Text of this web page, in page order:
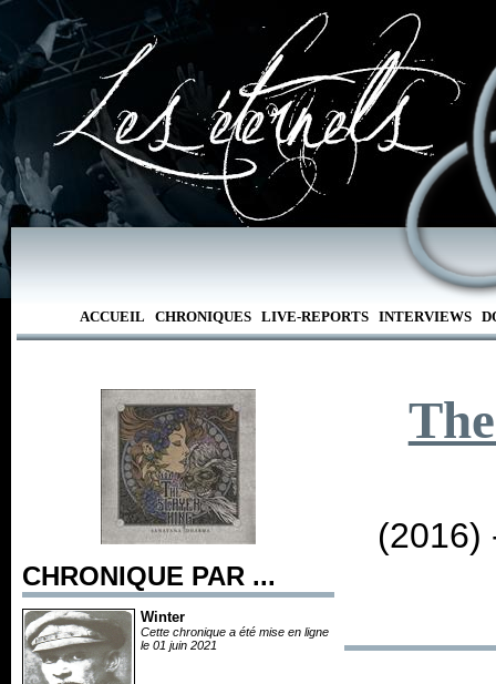
ACCUEIL CHRONIQUES LIVE-REPORTS INTERVIEWS
CHRONIQUE PAR ...
Winter
Cette chronique a été mise en ligne
le 01 juin 2021